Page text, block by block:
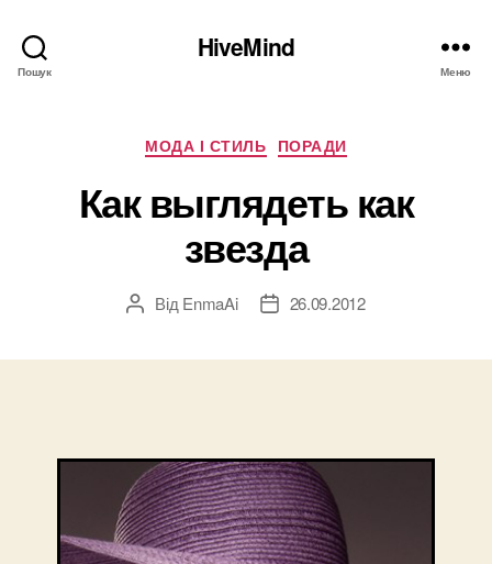
Пошук
HiveMind
Меню
Категорії
МОДА І СТИЛЬ ПОРАДИ
Как выглядеть как
звезда
Автор
Від EnmaAi
Дата26.09.2012